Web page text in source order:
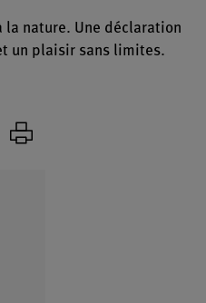
la nature. Une déclaration
un plaisir sans limites.